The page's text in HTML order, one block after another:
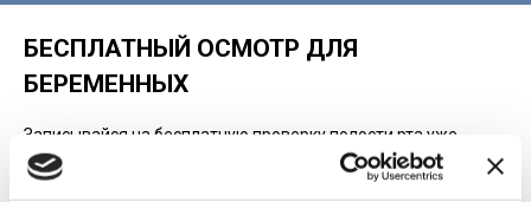
БЕСПЛАТНЫЙ ОСМОТР ДЛЯ
БЕРЕМЕННЫХ
Записывайся на бесплатную проверку полости рта уже
сегодня и подари себе и своему малышу здоровье и
комфорт!